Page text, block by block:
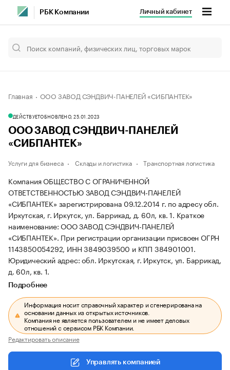
РБК Компании Личный кабинет
Главная ООО ЗАВОД СЭНДВИЧ-ПАНЕЛЕЙ «СИБПАНТЕК»
ДЕЙСТВУЕТОБНОВЛЕНО, 25.01.2023
ООО ЗАВОД СЭНДВИЧ-ПАНЕЛЕЙ
«СИБПАНТЕК»
Услуги для бизнеса Склады и логистика Транспортная логистика
Компания ОБЩЕСТВО С ОГРАНИЧЕННОЙ
ОТВЕТСТВЕННОСТЬЮ ЗАВОД СЭНДВИЧ-ПАНЕЛЕЙ
«СИБПАНТЕК» зарегистрирована 09.12.2014 г. по адресу обл.
Иркутская, г. Иркутск, ул. Баррикад, д. 60л, кв. 1. Краткое
наименование: ООО ЗАВОД СЭНДВИЧ-ПАНЕЛЕЙ
«СИБПАНТЕК». При регистрации организации присвоен ОГРН
1143850054292, ИНН 3849039500 и КПП 384901001.
Юридический адрес: обл. Иркутская, г. Иркутск, ул. Баррикад,
д. 60л, кв. 1.
Подробнее
Информация носит справочный характер и сгенерирована на
основании данных из открытых источников.
Компания не является пользователем и не имеет деловых
отношений с сервисом РБК Компании.
Редактировать описание
Управлять компанией